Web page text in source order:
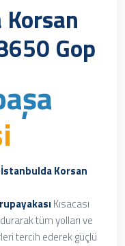
Gop
İstanbulda Korsan
Kısacası
tüm yolları ve
tercih ederek güçlü